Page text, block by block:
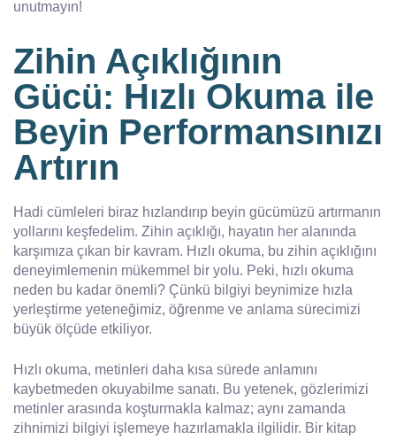
unutmayın!
Zihin Açıklığının
Gücü: Hızlı Okuma ile
Beyin Performansınızı
Artırın
Hadi cümleleri biraz hızlandırıp beyin gücümüzü artırmanın
yollarını keşfedelim. Zihin açıklığı, hayatın her alanında
karşımıza çıkan bir kavram. Hızlı okuma, bu zihin açıklığını
deneyimlemenin mükemmel bir yolu. Peki, hızlı okuma
neden bu kadar önemli? Çünkü bilgiyi beynimize hızla
yerleştirme yeteneğimiz, öğrenme ve anlama sürecimizi
büyük ölçüde etkiliyor.
Hızlı okuma, metinleri daha kısa sürede anlamını
kaybetmeden okuyabilme sanatı. Bu yetenek, gözlerimizi
metinler arasında koşturmakla kalmaz; aynı zamanda
zihnimizi bilgiyi işlemeye hazırlamakla ilgilidir. Bir kitap